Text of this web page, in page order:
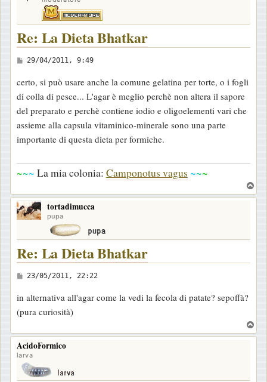
Re: La Dieta Bhatkar
M
s
s
a
g
g
o
29/04/2011, 9:49
certo, si può usare anche la comune gelatina per torte, o i fogli
di colla di pesce... L'agar è meglio perchè non altera il sapore
del preparato e perchè contiene iodio e oligoelementi vari che
assieme alla capsula vitaminico-minerale sono una parte
importante di questa dieta per formiche.
~~~ La mia colonia: Camponotus vagus ~~~
o
tortadimucca
pupa
Re: La Dieta Bhatkar
M
s
s
a
g
g
i
23/05/2011, 22:22
in alternativa all'agar come la vedi la fecola di patate? sepoffà?
(pura curiosità)
o
AcidoFormico
larva